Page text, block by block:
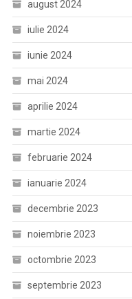
august 2024
iulie 2024
iunie 2024
mai 2024
aprilie 2024
martie 2024
februarie 2024
ianuarie 2024
decembrie 2023
noiembrie 2023
octombrie 2023
septembrie 2023